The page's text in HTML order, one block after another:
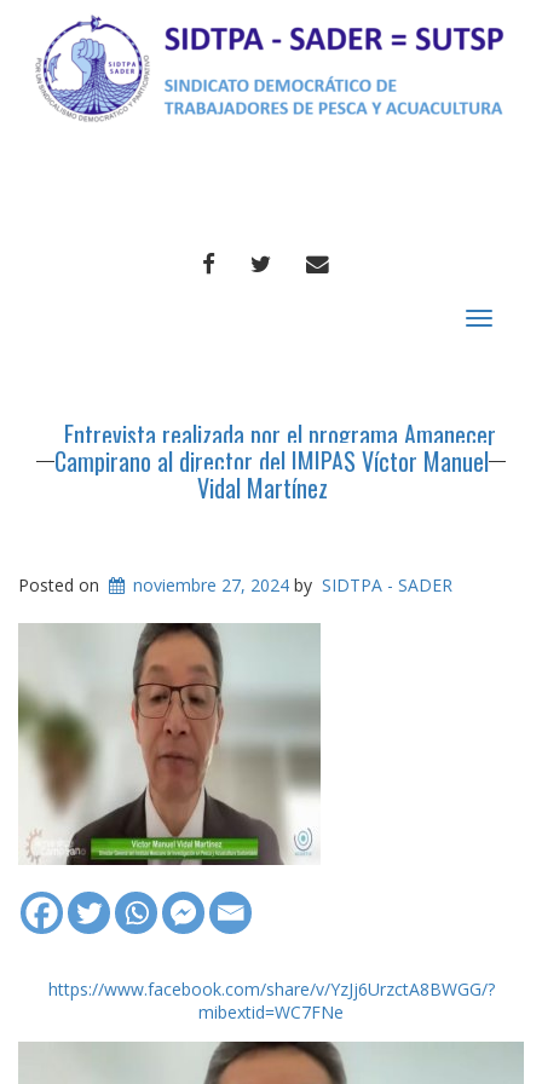
FACEBOOKTWITTERCORREO
Toggle
Entrevista realizada por el programa Amanecer
Campirano al director del IMIPAS Víctor Manuel
Vidal Martínez
Posted on noviembre 27, 2024 by SIDTPA - SADER
https://www.facebook.com/share/v/YzJj6UrzctA8BWGG/?
mibextid=WC7FNe